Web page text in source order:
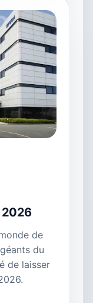
2026
de
du
de laisser